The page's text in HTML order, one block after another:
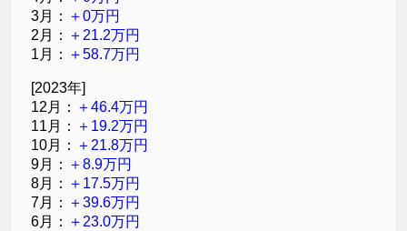
3月： ＋0万円
2月： ＋21.2万円
1月： ＋58.7万円
[2023年]
12月： ＋46.4万円
11月： ＋19.2万円
10月： ＋21.8万円
9月： ＋8.9万円
8月： ＋17.5万円
7月： ＋39.6万円
6月： ＋23.0万円